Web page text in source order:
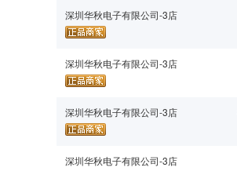
深圳华秋电子有限公司-3店
深圳华秋电子有限公司-3店
深圳华秋电子有限公司-3店
深圳华秋电子有限公司-3店